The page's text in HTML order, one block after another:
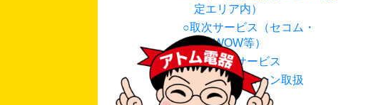
定エリア内）
取次サービス（セコム・
WOWOW等）
延長保証サービス
リフォームローン取扱